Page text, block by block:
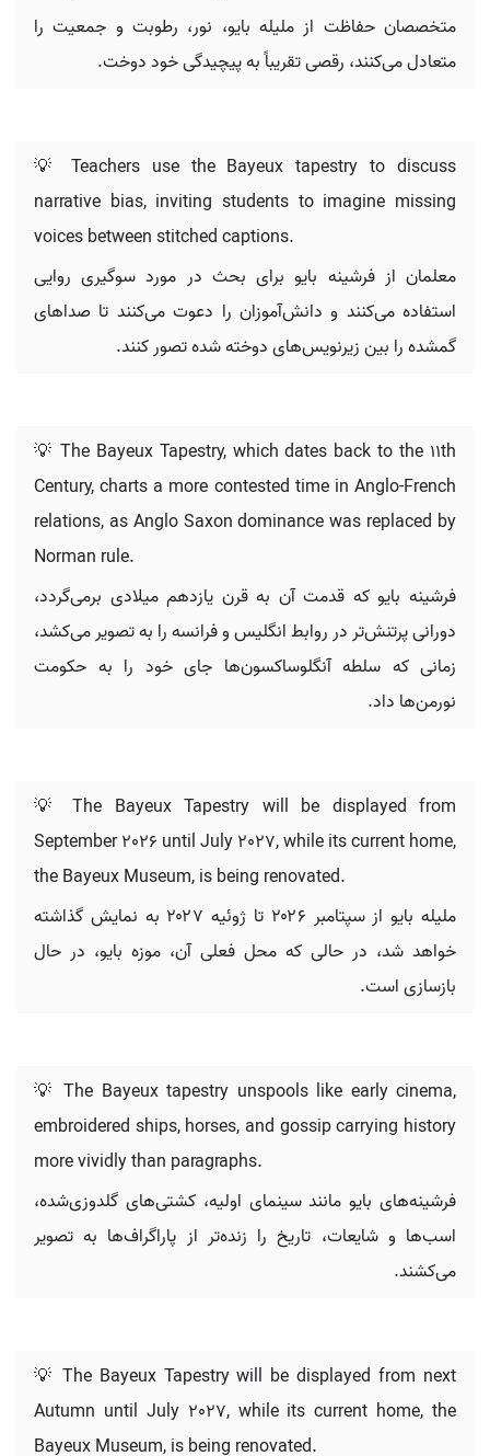
متخصصان حفاظت از ملیله بایو، نور، رطوبت و جمعیت را
متعادل می‌کنند، رقصی تقریباً به پیچیدگی خود دوخت.
💡 Teachers use the Bayeux tapestry to discuss
narrative bias, inviting students to imagine missing
voices between stitched captions.
معلمان از فرشینه بایو برای بحث در مورد سوگیری روایی
استفاده می‌کنند و دانش‌آموزان را دعوت می‌کنند تا صداهای
گمشده را بین زیرنویس‌های دوخته شده تصور کنند.
💡 The Bayeux Tapestry, which dates back to the 11th
Century, charts a more contested time in Anglo-French
relations, as Anglo Saxon dominance was replaced by
Norman rule.
فرشینه بایو که قدمت آن به قرن یازدهم میلادی برمی‌گردد،
دورانی پرتنش‌تر در روابط انگلیس و فرانسه را به تصویر می‌کشد،
زمانی که سلطه آنگلوساکسون‌ها جای خود را به حکومت
نورمن‌ها داد.
💡 The Bayeux Tapestry will be displayed from
September 2026 until July 2027, while its current home,
the Bayeux Museum, is being renovated.
ملیله بایو از سپتامبر ۲۰۲۶ تا ژوئیه ۲۰۲۷ به نمایش گذاشته
خواهد شد، در حالی که محل فعلی آن، موزه بایو، در حال
بازسازی است.
💡 The Bayeux tapestry unspools like early cinema,
embroidered ships, horses, and gossip carrying history
more vividly than paragraphs.
فرشینه‌های بایو مانند سینمای اولیه، کشتی‌های گلدوزی‌شده،
اسب‌ها و شایعات، تاریخ را زنده‌تر از پاراگراف‌ها به تصویر
می‌کشند.
💡 The Bayeux Tapestry will be displayed from next
Autumn until July 2027, while its current home, the
Bayeux Museum, is being renovated.